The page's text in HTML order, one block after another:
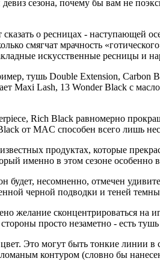
девиз сезона, почему бы вам не
сказать о ресницах -
смягчат мрачность
искусственные ресницы и
тушь Double Extension,
Maxi Lash, 13 Wonder Black с
Rich Black равномерно
от MAC способен всего лишь
продуктах, которые
именно в этом сезоне особенно
будет, несомненно, отмечен
черной подводки и теней
желание сконцентрироваться
просто незаметно - есть
Это могут быть тонкие линии
контуром (словно бы